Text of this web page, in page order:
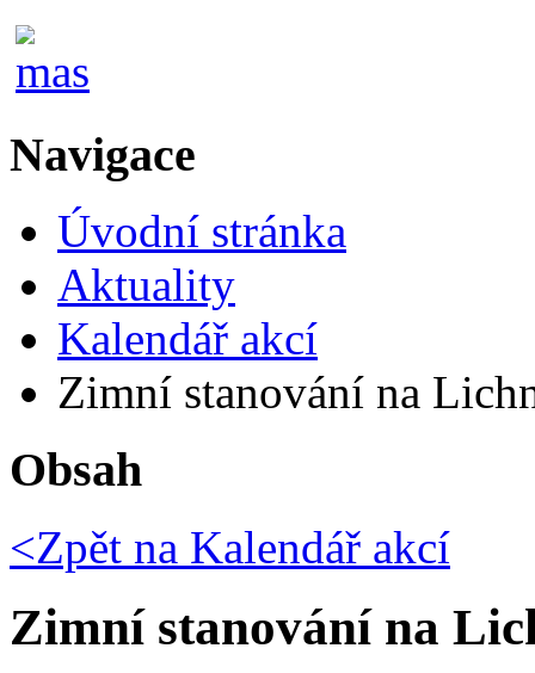
Navigace
Úvodní stránka
Aktuality
Kalendář akcí
Zimní stanování na
Obsah
<Zpět na Kalendář akcí
Zimní stanování na